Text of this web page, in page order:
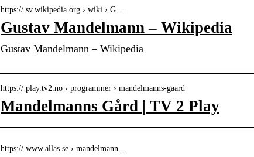
https:// sv.wikipedia.org › wiki › G…
Gustav Mandelmann – Wikipedia
Gustav Mandelmann – Wikipedia
https:// play.tv2.no › programmer › mandelmanns-gaard
Mandelmanns Gård | TV 2 Play
https:// www.allas.se › mandelmann…